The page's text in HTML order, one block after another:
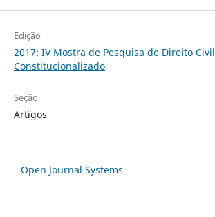
Edição
2017: IV Mostra de Pesquisa de Direito Civil
Constitucionalizado
Seção
Artigos
Open Journal Systems